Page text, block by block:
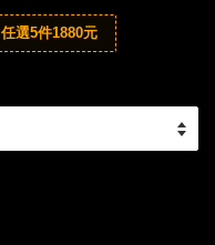
選5件1880元